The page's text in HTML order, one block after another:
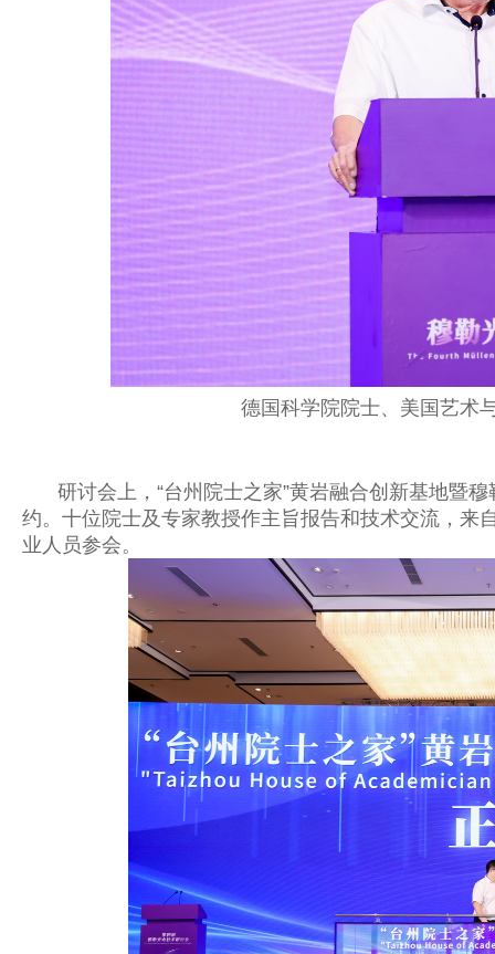
德国科学院院士、美国艺术
研讨会上， “台州院士之家”黄岩融合创新基地暨
约。十位院士及专家教授作主旨报告和技术交流，来
业人员参会。